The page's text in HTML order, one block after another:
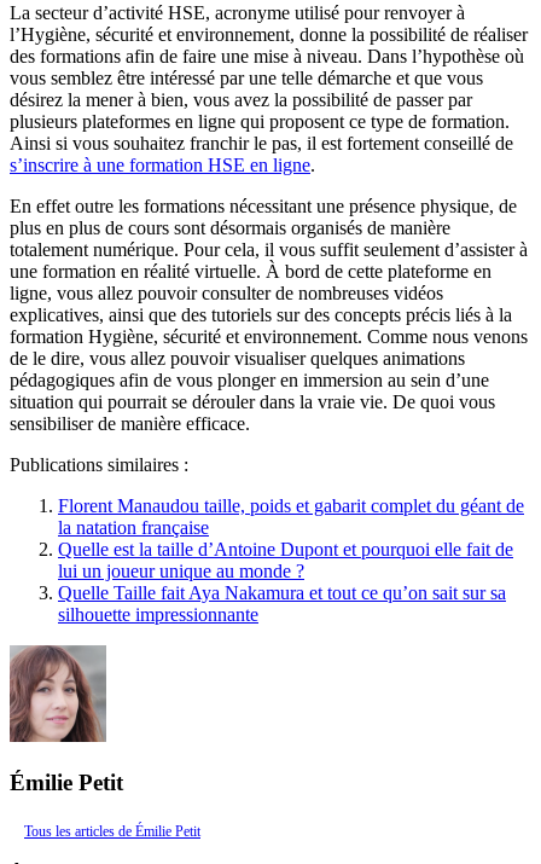
La secteur d’activité HSE, acronyme utilisé pour renvoyer à
l’Hygiène, sécurité et environnement, donne la possibilité de réaliser
des formations afin de faire une mise à niveau. Dans l’hypothèse où
vous semblez être intéressé par une telle démarche et que vous
désirez la mener à bien, vous avez la possibilité de passer par
plusieurs plateformes en ligne qui proposent ce type de formation.
Ainsi si vous souhaitez franchir le pas, il est fortement conseillé de
s’inscrire à une formation HSE en ligne.
En effet outre les formations nécessitant une présence physique, de
plus en plus de cours sont désormais organisés de manière
totalement numérique. Pour cela, il vous suffit seulement d’assister à
une formation en réalité virtuelle. À bord de cette plateforme en
ligne, vous allez pouvoir consulter de nombreuses vidéos
explicatives, ainsi que des tutoriels sur des concepts précis liés à la
formation Hygiène, sécurité et environnement. Comme nous venons
de le dire, vous allez pouvoir visualiser quelques animations
pédagogiques afin de vous plonger en immersion au sein d’une
situation qui pourrait se dérouler dans la vraie vie. De quoi vous
sensibiliser de manière efficace.
Publications similaires :
Florent Manaudou taille, poids et gabarit complet du géant de
la natation française
Quelle est la taille d’Antoine Dupont et pourquoi elle fait de
lui un joueur unique au monde ?
Quelle Taille fait Aya Nakamura et tout ce qu’on sait sur sa
silhouette impressionnante
Émilie Petit
Tous les articles de Émilie Petit